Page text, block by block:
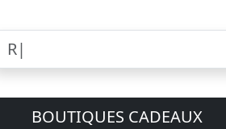
BOUTIQUES CADEAUX